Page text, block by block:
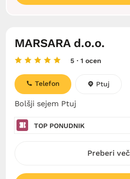
MARSARA d.o.o.
5 · 1 ocen
Bolšji sejem Ptuj
Telefon Ptuj
TOP PONUDNIK
Preberi več